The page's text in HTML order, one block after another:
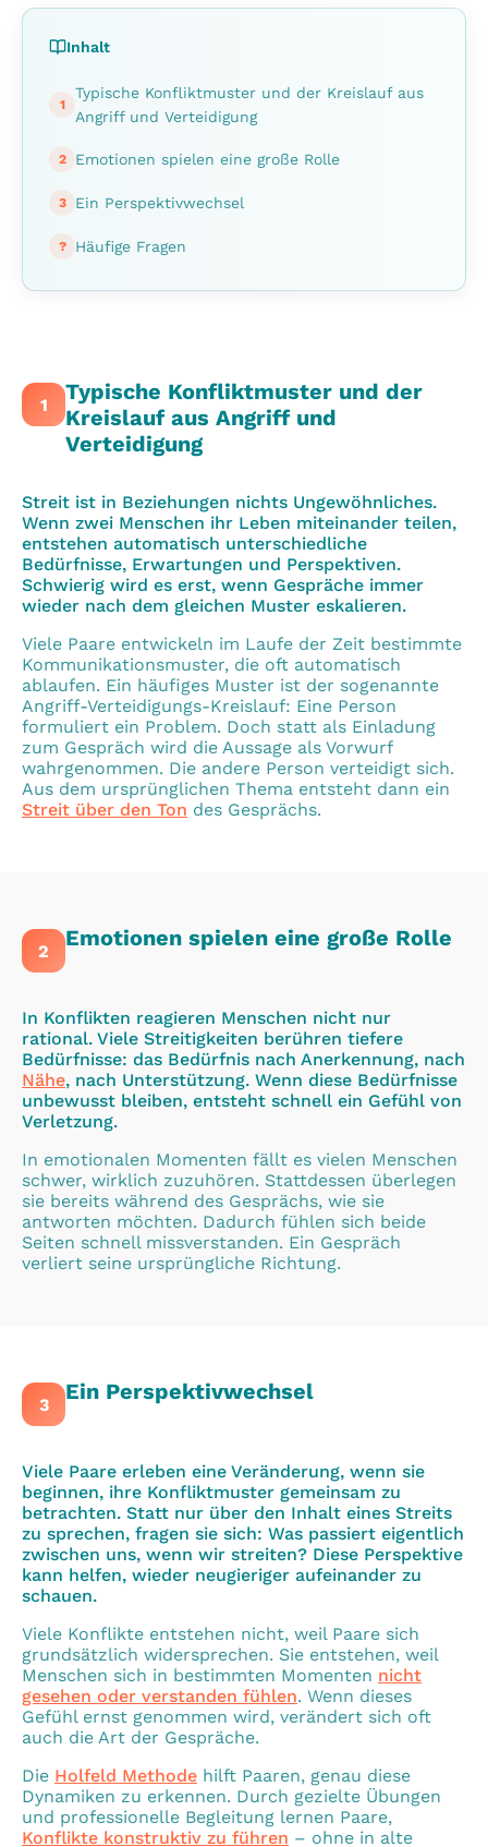
Inhalt
1
Typische Konfliktmuster und der Kreislauf aus
Angriff und Verteidigung
2 Emotionen spielen eine große Rolle
3 Ein Perspektivwechsel
? Häufige Fragen
1
Typische Konfliktmuster und der
Kreislauf aus Angriff und
Verteidigung
Streit ist in Beziehungen nichts Ungewöhnliches.
Wenn zwei Menschen ihr Leben miteinander teilen,
entstehen automatisch unterschiedliche
Bedürfnisse, Erwartungen und Perspektiven.
Schwierig wird es erst, wenn Gespräche immer
wieder nach dem gleichen Muster eskalieren.
Viele Paare entwickeln im Laufe der Zeit bestimmte
Kommunikationsmuster, die oft automatisch
ablaufen. Ein häufiges Muster ist der sogenannte
Angriff-Verteidigungs-Kreislauf: Eine Person
formuliert ein Problem. Doch statt als Einladung
zum Gespräch wird die Aussage als Vorwurf
wahrgenommen. Die andere Person verteidigt sich.
Aus dem ursprünglichen Thema entsteht dann ein
Streit über den Ton des Gesprächs.
2 Emotionen spielen eine große Rolle
In Konflikten reagieren Menschen nicht nur
rational. Viele Streitigkeiten berühren tiefere
Bedürfnisse: das Bedürfnis nach Anerkennung, nach
Nähe, nach Unterstützung. Wenn diese Bedürfnisse
unbewusst bleiben, entsteht schnell ein Gefühl von
Verletzung.
In emotionalen Momenten fällt es vielen Menschen
schwer, wirklich zuzuhören. Stattdessen überlegen
sie bereits während des Gesprächs, wie sie
antworten möchten. Dadurch fühlen sich beide
Seiten schnell missverstanden. Ein Gespräch
verliert seine ursprüngliche Richtung.
3 Ein Perspektivwechsel
Viele Paare erleben eine Veränderung, wenn sie
beginnen, ihre Konfliktmuster gemeinsam zu
betrachten. Statt nur über den Inhalt eines Streits
zu sprechen, fragen sie sich: Was passiert eigentlich
zwischen uns, wenn wir streiten? Diese Perspektive
kann helfen, wieder neugieriger aufeinander zu
schauen.
Viele Konflikte entstehen nicht, weil Paare sich
grundsätzlich widersprechen. Sie entstehen, weil
Menschen sich in bestimmten Momenten nicht
gesehen oder verstanden fühlen. Wenn dieses
Gefühl ernst genommen wird, verändert sich oft
auch die Art der Gespräche.
Die Holfeld Methode hilft Paaren, genau diese
Dynamiken zu erkennen. Durch gezielte Übungen
und professionelle Begleitung lernen Paare,
Konflikte konstruktiv zu führen – ohne in alte